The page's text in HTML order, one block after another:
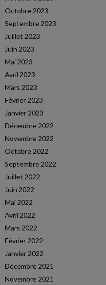
Octobre 2023
Septembre 2023
Juillet 2023
Juin 2023
Mai 2023
Avril 2023
Mars 2023
Février 2023
Janvier 2023
Décembre 2022
Novembre 2022
Octobre 2022
Septembre 2022
Juillet 2022
Juin 2022
Mai 2022
Avril 2022
Mars 2022
Février 2022
Janvier 2022
Décembre 2021
Novembre 2021